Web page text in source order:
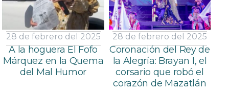
28 de febrero del 2025
A la hoguera El Fofo
Márquez en la Quema
del Mal Humor
28 de febrero del 2025
Coronación del Rey de
la Alegría: Brayan I, el
corsario que robó el
corazón de Mazatlán